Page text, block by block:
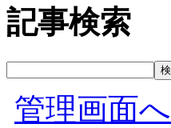
記事検索
管理画面へ